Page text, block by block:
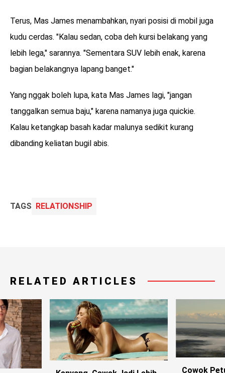
Terus, Mas James menambahkan, nyari posisi di mobil juga
kudu cerdas. "Kalau sedan, coba deh kursi belakang yang
lebih lega," sarannya. "Sementara SUV lebih enak, karena
bagian belakangnya lapang banget."
Yang nggak boleh lupa, kata Mas James lagi, "jangan
tanggalkan semua baju," karena namanya juga quickie.
Kalau ketangkap basah kadar malunya sedikit kurang
dibanding keliatan bugil abis.
TAGS RELATIONSHIP
RELATED ARTICLES
Cowok